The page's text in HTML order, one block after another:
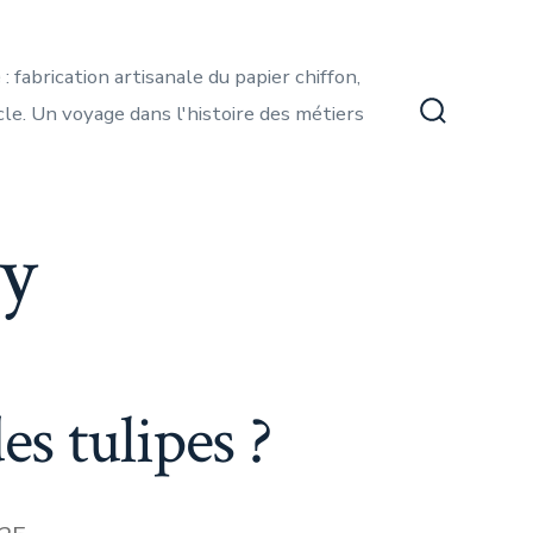
fabrication artisanale du papier chiffon,
Un voyage dans l'histoire des métiers
tulipes ?